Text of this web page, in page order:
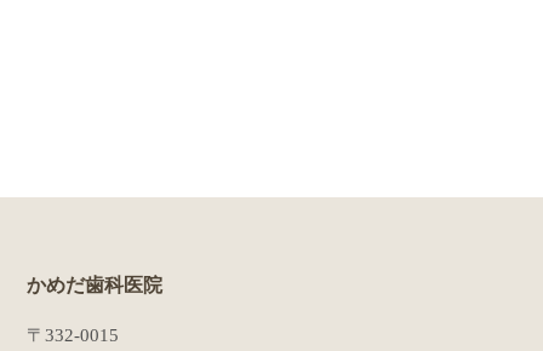
かめだ歯科医院
〒332-0015